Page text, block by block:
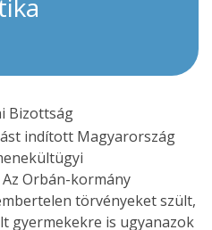
Bizottság
indított Magyarország
Orbán-kormány
törvényeket szült,
gyermekekre is ugyanazok